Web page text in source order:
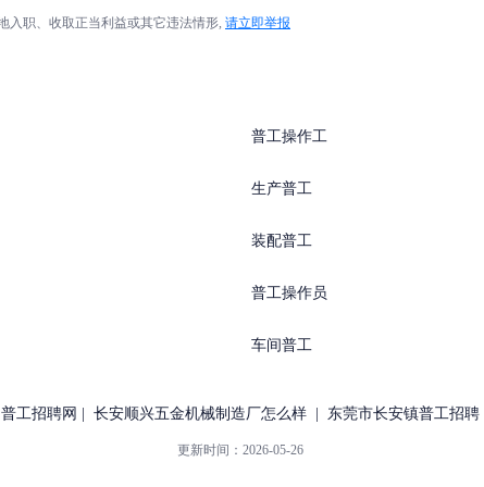
入职、收取正当利益或其它违法情形, 请立即举报
普工操作工
生产普工
装配普工
普工操作员
车间普工
普工招聘网 长安顺兴五金机械制造厂怎么样 东莞市长安镇普工招聘
更新时间： 2026-05-26